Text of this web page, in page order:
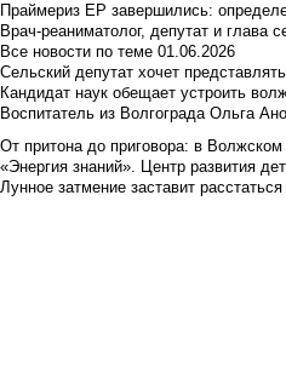
Праймериз ЕР завершились:
Врач-реаниматолог, депутат и глава
Все новости по теме 01.06.2026
Сельский депутат хочет
Кандидат наук обещает устроить
Воспитатель из Волгограда Ольга
От притона до приговора: в Волжском
«Энергия знаний». Центр развития
Лунное затмение заставит